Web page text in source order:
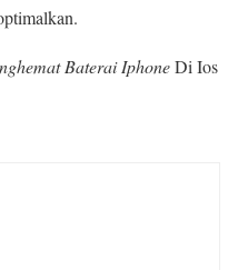
Baterai IphoneDi Ios